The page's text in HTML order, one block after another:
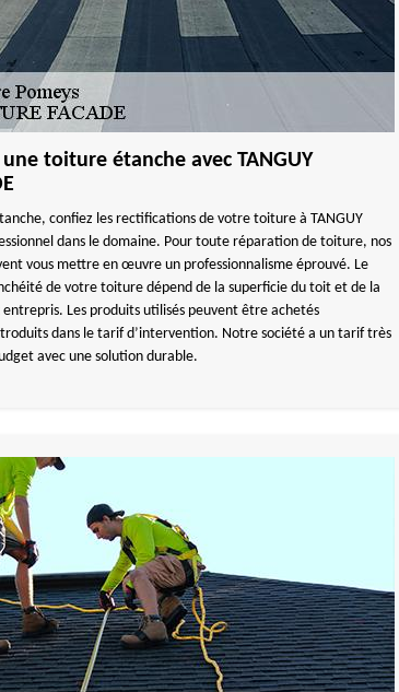
toiture étanche avec TANGUY
confiez les rectifications de votre toiture à TANGUY
dans le domaine. Pour toute réparation de toiture, nos
vous mettre en œuvre un professionnalisme éprouvé. Le
de votre toiture dépend de la superficie du toit et de la
Les produits utilisés peuvent être achetés
dans le tarif d’intervention. Notre société a un tarif très
avec une solution durable.